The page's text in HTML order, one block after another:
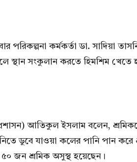
পরিকল্পনা কর্মকর্তা ডা.
স্থান সংকুলান করতে হিমশিম খেতে
আতিকুল ইসলাম বলেন,
ডুবে যাওয়া কলের পানি পান
জন শ্রমিক অসুস্থ হয়েছেন।